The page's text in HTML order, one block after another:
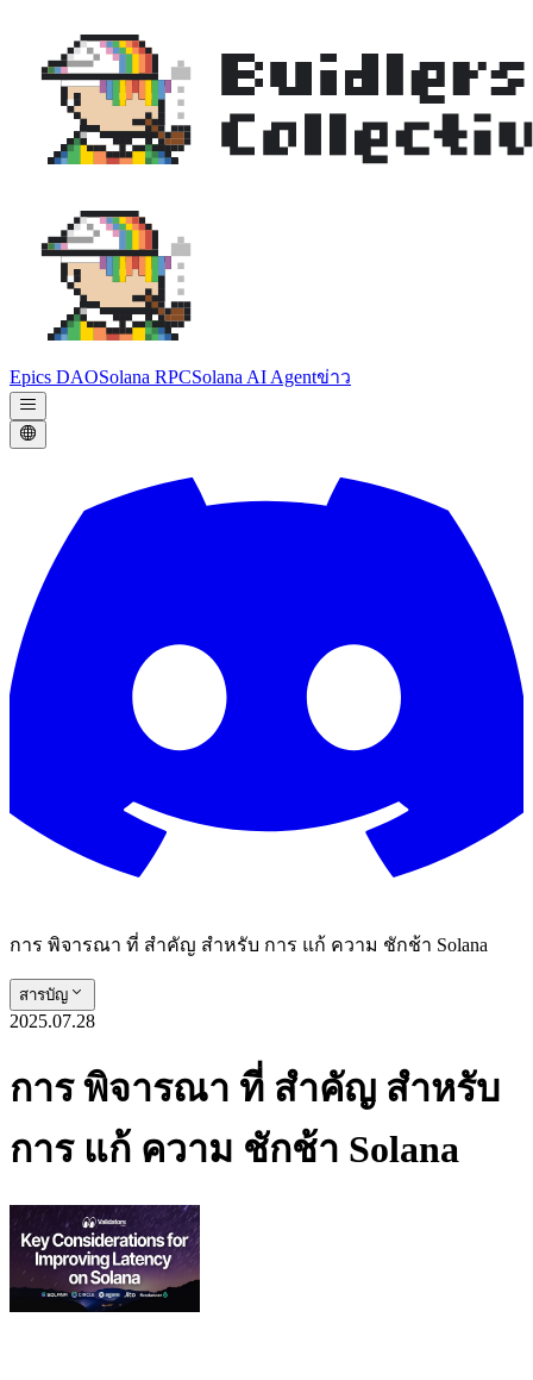
Epics DAOSolana RPCSolana AI Agentข่าว
การ พิจารณา ที่ สําคัญ สําหรับ การ แก้ ความ ชักช้า Solana
สารบัญ
2025.07.28
การ พิจารณา ที่ สําคัญ สําหรับ
การ แก้ ความ ชักช้า Solana